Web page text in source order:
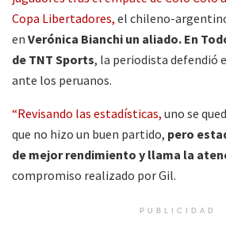
Copa Libertadores, el chileno-
en Verónica Bianchi un aliado. En
de TNT Sports, la periodista defendió
ante los peruanos.
“Revisando las estadísticas, uno se
que no hizo un buen partido, pero
de mejor rendimiento y llama la
compromiso realizado por Gil.
PUBLICIDAD